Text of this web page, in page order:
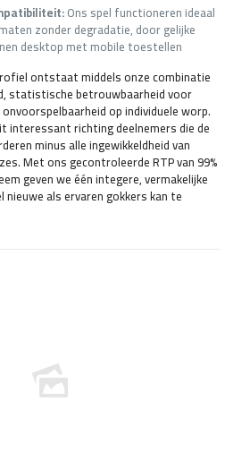
Ons spel functioneren ideaal
zonder degradatie, door gelijke
desktop met mobile toestellen
ontstaat middels onze combinatie
statistische betrouwbaarheid voor
op individuele worp.
interessant richting deelnemers die de
minus alle ingewikkeldheid van
Met ons gecontroleerde RTP van 99%
geven we één integere, vermakelijke
nieuwe als ervaren gokkers kan te